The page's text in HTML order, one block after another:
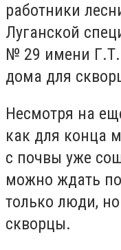
работники
Луганской
№ 29 имени Г.Т.
дома для
Несмотря на
как для конца
с почвы уже
можно ждать
только люди,
скворцы.